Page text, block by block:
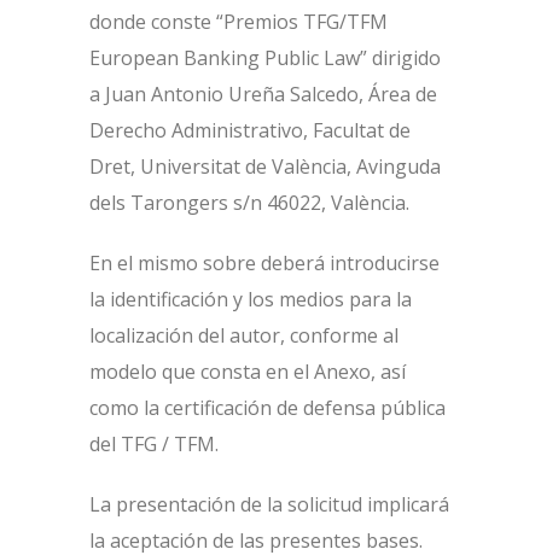
donde conste “Premios TFG/TFM
European Banking Public Law” dirigido
a Juan Antonio Ureña Salcedo, Área de
Derecho Administrativo, Facultat de
Dret, Universitat de València, Avinguda
dels Tarongers s/n 46022, València.
En el mismo sobre deberá introducirse
la identificación y los medios para la
localización del autor, conforme al
modelo que consta en el Anexo, así
como la certificación de defensa pública
del TFG / TFM.
La presentación de la solicitud implicará
la aceptación de las presentes bases.